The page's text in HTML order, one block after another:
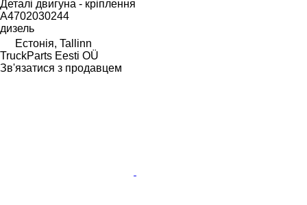
Деталі двигуна - кріплення
A4702030244
дизель
Естонія, Tallinn
TruckParts Eesti OÜ
Зв'язатися з продавцем